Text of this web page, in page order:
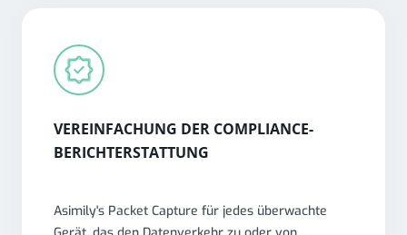
VEREINFACHUNG DER COMPLIANCE-
BERICHTERSTATTUNG
Asimily's Packet Capture für jedes überwachte